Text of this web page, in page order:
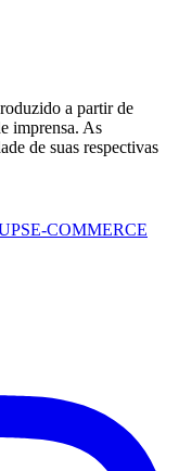
a partir de
imprensa. As
de suas respectivas
E-COMMERCE